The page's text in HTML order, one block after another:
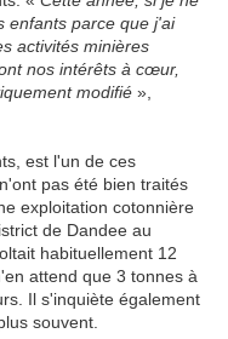
enfants parce que j'ai
activités minières
nos intérêts à cœur,
modifié »,
est l'un de ces
pas été bien traités
exploitation cotonnière
de Dandee au
habituellement 12
attend que 3 tonnes à
Il s'inquiète également
souvent.